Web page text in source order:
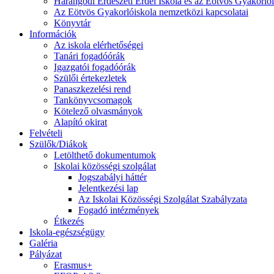
Az Eötvös Gyakorlóiskola nemzetközi kapcsolatai
Könyvtár
Információk
Az iskola elérhetőségei
Tanári fogadóórák
Igazgatói fogadóórák
Szülői értekezletek
Panaszkezelési rend
Tankönyvcsomagok
Kötelező olvasmányok
Alapító okirat
Felvételi
Szülők/Diákok
Letölthető dokumentumok
Iskolai közösségi szolgálat
Jogszabályi háttér
Jelentkezési lap
Az Iskolai Közösségi Szolgálat Szabályzata
Fogadó intézmények
Étkezés
Iskola-egészségügy
Galéria
Pályázat
Erasmus+